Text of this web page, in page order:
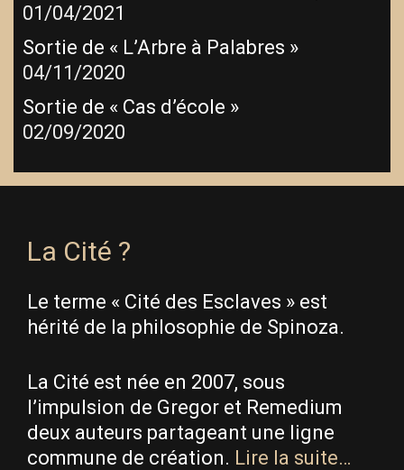
01/04/2021
Sortie de « L’Arbre à Palabres »
04/11/2020
Sortie de « Cas d’école »
02/09/2020
La Cité ?
Le terme « Cité des Esclaves » est
hérité de la philosophie de Spinoza.
La Cité est née en 2007, sous
l’impulsion de Gregor et Remedium
deux auteurs partageant une ligne
commune de création. Lire la suite…